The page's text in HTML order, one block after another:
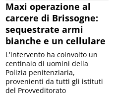
Maxi operazione al
carcere di Brissogne:
sequestrate armi
bianche e un cellulare
L'intervento ha coinvolto un
centinaio di uomini della
Polizia penitenziaria,
provenienti da tutti gli istituti
del Provveditorato